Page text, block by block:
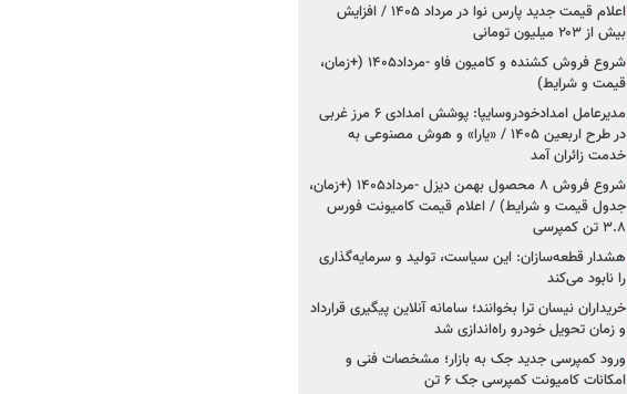
اعلام قیمت جدید پارس نوا در مرداد ۱۴۰۵ / افزایش
بیش از ۲۰۳ میلیون تومانی
شروع فروش کشنده و کامیون فاو -مرداد۱۴۰۵ (+زمان،
قیمت و شرایط)
مدیرعامل امدادخودروسایپا: پوشش امدادی ۶ مرز غربی
در طرح اربعین ۱۴۰۵ / «یارا» و هوش مصنوعی به
خدمت زائران آمد
شروع فروش ۸ محصول بهمن دیزل -مرداد۱۴۰۵ (+زمان،
جدول قیمت و شرایط) / اعلام قیمت کامیونت فورس
۳.۸ تن کمپرسی
هشدار قطعه‌سازان: این سیاست، تولید و سرمایه‌گذاری
را نابود می‌کند
خریداران نیسان ترا بخوانند؛ سامانه آنلاین پیگیری قرارداد
و زمان تحویل خودرو راه‌اندازی شد
ورود کمپرسی جدید جک به بازار؛ مشخصات فنی و
امکانات کامیونت کمپرسی جک ۶ تن